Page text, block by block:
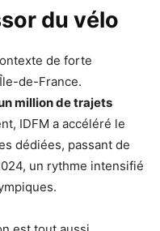
du vélo
de forte
de-France.
million de trajets
IDFM a accéléré le
dédiées, passant de
un rythme intensifié